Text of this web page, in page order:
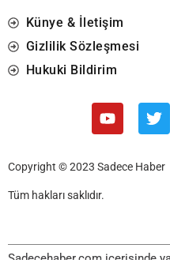
Künye & İletişim
Gizlilik Sözleşmesi
Hukuki Bildirim
Copyright © 2023 Sadece Haber
Tüm hakları saklıdır.
Sadecehaber.com içerisinde